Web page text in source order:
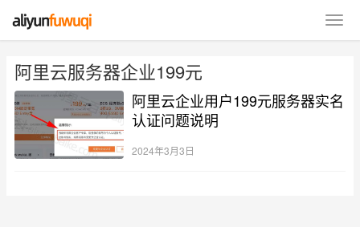
阿里云服务器企业199元
阿里云企业用户199元服务器实名
认证问题说明
2024年3月3日